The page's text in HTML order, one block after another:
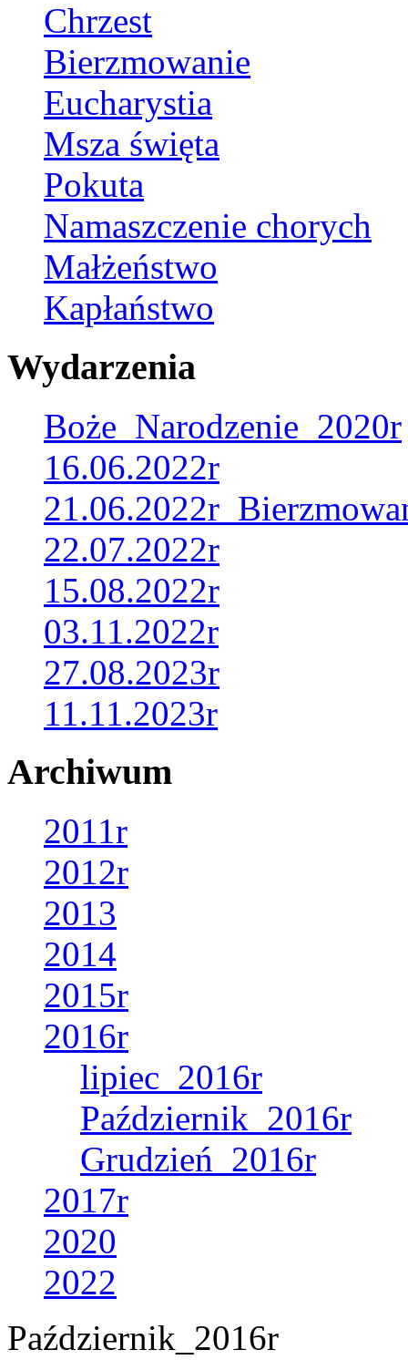
Chrzest
Bierzmowanie
Eucharystia
Msza święta
Pokuta
Namaszczenie chorych
Małżeństwo
Kapłaństwo
Wydarzenia
Boże_Narodzenie_2020r
16.06.2022r
22.07.2022r
15.08.2022r
03.11.2022r
27.08.2023r
11.11.2023r
Archiwum
2011r
2012r
2013
2014
2015r
2016r
lipiec_2016r
Październik_2016r
Grudzień_2016r
2017r
2020
2022
Październik_2016r